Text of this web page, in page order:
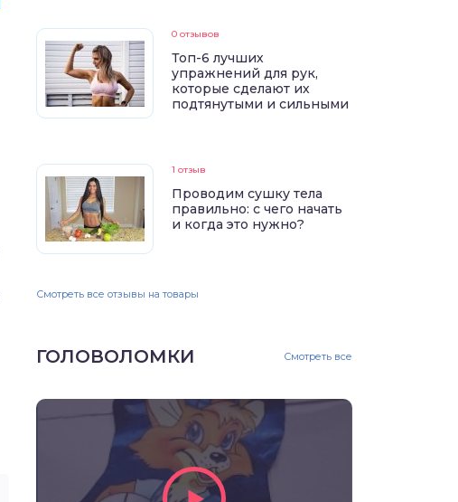
0 отзывов
Топ-6 лучших
упражнений для рук,
которые сделают их
подтянутыми и сильными
1 отзыв
Проводим сушку тела
правильно: с чего начать
и когда это нужно?
Смотреть все отзывы на товары
ГОЛОВОЛОМКИ Смотреть все